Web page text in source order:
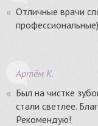
Отличные врачи
Артём К.
Был на чистке
стали светлее.
Рекомендую!